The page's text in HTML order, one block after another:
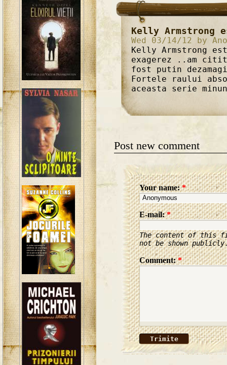
Kelly Armstrong
Wed 03/14/12 by
Kelly Armstrong
exagerez ..am
fost putin
Fortele raului
aceasta serie
Post new comment
Your name:*
E-mail:*
The content of this
not be shown
Comment:*